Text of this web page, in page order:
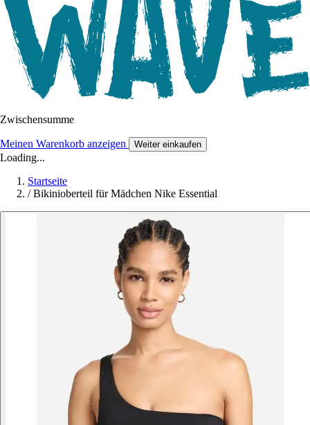
Zwischensumme
Meinen Warenkorb anzeigen Weiter einkaufen
Loading...
Startseite
/ Bikinioberteil für Mädchen Nike Essential